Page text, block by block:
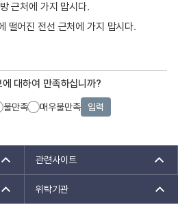
근처에 가지 맙시다.
떨어진 전선 근처에 가지 맙시다.
대하여 만족하십니까?
불만족 매우불만족 입력
관련사이트
위탁기관